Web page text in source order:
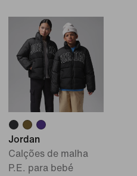
Jordan
Calções de malha
P.E. para bebé